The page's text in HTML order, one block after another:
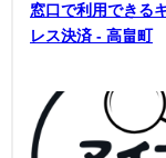
窓口で利用できる
レス決済 - 高畠町